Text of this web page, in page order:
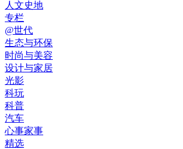
人文史地
专栏
@世代
生态与环保
时尚与美容
设计与家居
光影
科玩
科普
汽车
心事家事
精选